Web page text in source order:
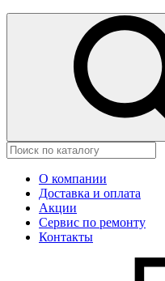
О компании
Доставка и оплата
Акции
Сервис по ремонту
Контакты